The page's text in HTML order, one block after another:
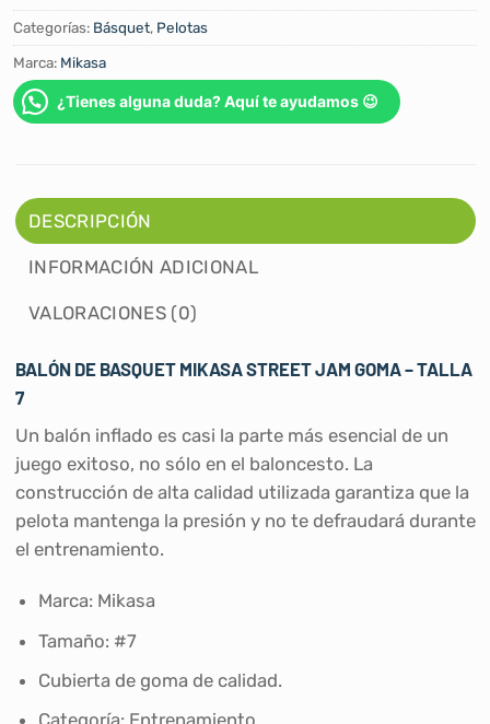
Categorías: Básquet, Pelotas
Marca: Mikasa
¿Tienes alguna duda? Aquí te ayudamos 😉
DESCRIPCIÓN
INFORMACIÓN ADICIONAL
VALORACIONES (0)
BALÓN DE BASQUET MIKASA STREET JAM GOMA – TALLA
7
Un balón inflado es casi la parte más esencial de un
juego exitoso, no sólo en el baloncesto. La
construcción de alta calidad utilizada garantiza que la
pelota mantenga la presión y no te defraudará durante
el entrenamiento.
Marca: Mikasa
Tamaño: #7
Cubierta de goma de calidad.
Categoría: Entrenamiento